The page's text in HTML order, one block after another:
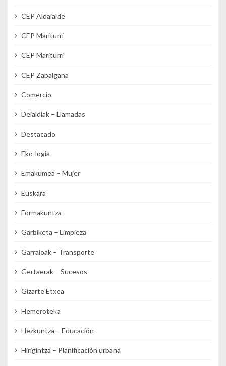
CEP Aldaialde
CEP Mariturri
CEP Mariturri
CEP Zabalgana
Comercio
Deialdiak – Llamadas
Destacado
Eko-logia
Emakumea – Mujer
Euskara
Formakuntza
Garbiketa – Limpieza
Garraioak – Transporte
Gertaerak – Sucesos
Gizarte Etxea
Hemeroteka
Hezkuntza – Educación
Hirigintza – Planificación urbana